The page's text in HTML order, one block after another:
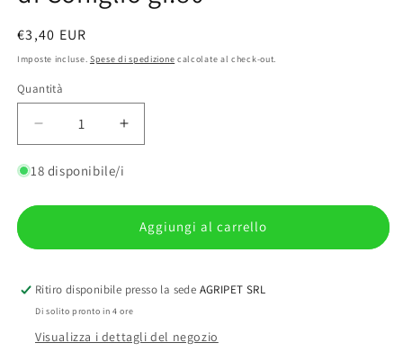
Prezzo
di
€3,40 EUR
Imposte incluse. Spese di spedizione calcolate al check-out.
Quantità
Quantità
Diminuisci
quantità
per
Dog
di
Coniglio
gr.80
Aumenta
quantità
per
Dog
Snack
Coniglio
gr.80
18 disponibile/i
Aggiungi al carrello
Ritiro disponibile presso la sede AGRIPET SRL
Di solito pronto in 4 ore
Visualizza i dettagli del negozio